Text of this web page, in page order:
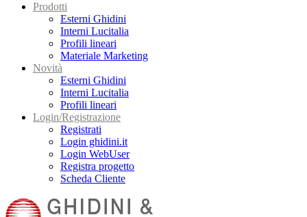
Prodotti
Esterni Ghidini
Interni Lucitalia
Profili lineari
Materiale Marketing
Novità
Esterni Ghidini
Interni Lucitalia
Profili lineari
Login/Registrazione
Registrati
Login ghidini.it
Login WebUser
Registra progetto
Scheda Cliente